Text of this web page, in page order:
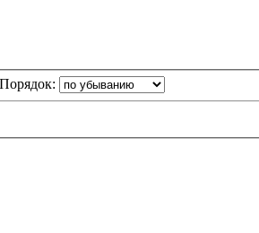
Порядок: